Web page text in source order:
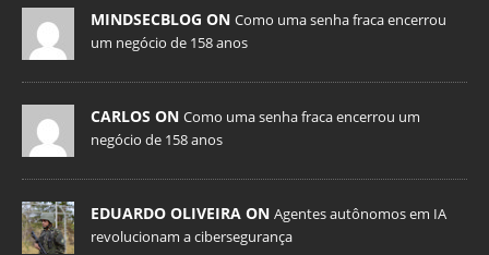
MINDSECBLOG ON Como uma senha fraca encerrou
um negócio de 158 anos
CARLOS ON Como uma senha fraca encerrou um
negócio de 158 anos
EDUARDO OLIVEIRA ON Agentes autônomos em IA
revolucionam a cibersegurança